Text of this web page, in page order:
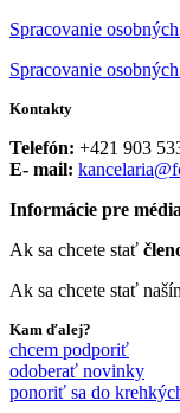
Spracovanie
Spracovanie
Kontakty
Telefón: +421 903
E- mail:
Informácie pre média
Ak sa chcete stať
Ak sa chcete stať
Kam ďalej?
chcem podporiť
odoberať novinky
ponoriť sa do